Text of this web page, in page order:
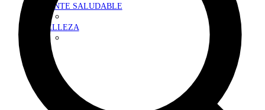
MENTE SALUDABLE
BELLEZA